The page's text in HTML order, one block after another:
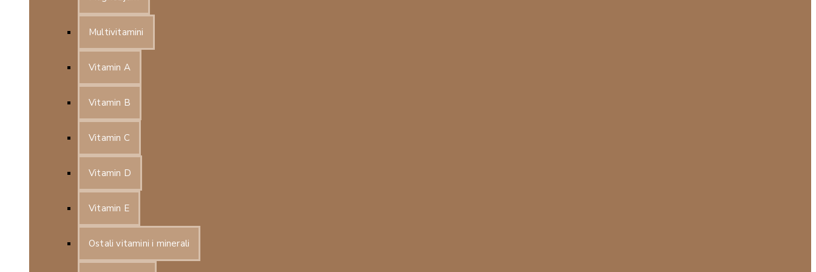
Multivitamini
Vitamin A
Vitamin B
Vitamin C
Vitamin D
Vitamin E
Ostali vitamini i minerali